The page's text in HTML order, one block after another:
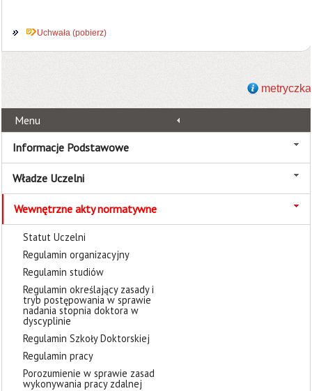
Uchwała (pobierz)
metryczka
Menu
Informacje Podstawowe
Władze Uczelni
Wewnętrzne akty normatywne
Statut Uczelni
Regulamin organizacyjny
Regulamin studiów
Regulamin określający zasady i
tryb postępowania w sprawie
nadania stopnia doktora w
dyscyplinie
Regulamin Szkoły Doktorskiej
Regulamin pracy
Porozumienie w sprawie zasad
wykonywania pracy zdalnej